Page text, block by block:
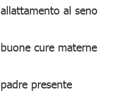
allattamento al seno
buone cure materne
padre presente